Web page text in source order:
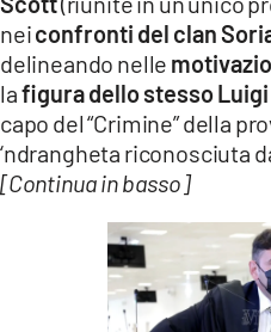
neiconfronti del clan
delineando nelle
lafigura dello stesso Luigi
capo del “Crimine” della
‘ndrangheta riconosciuta
[Continua in basso]